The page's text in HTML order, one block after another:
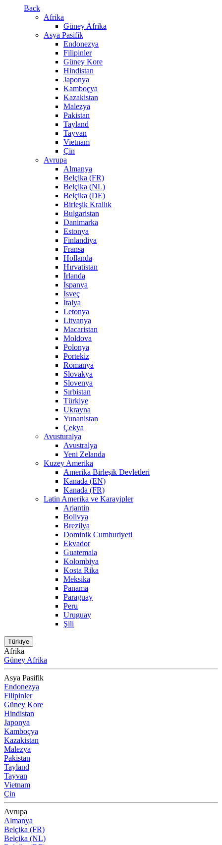
Back
Afrika
Güney Afrika
Asya Pasifik
Endonezya
Filipinler
Güney Kore
Hindistan
Japonya
Kamboçya
Kazakistan
Malezya
Pakistan
Tayland
Tayvan
Vietnam
Çin
Avrupa
Almanya
Belçika (FR)
Belçika (NL)
Belçika (DE)
Birleşik Krallık
Bulgaristan
Danimarka
Estonya
Finlandiya
Fransa
Hollanda
Hırvatistan
İrlanda
İspanya
İsveç
İtalya
Letonya
Litvanya
Macaristan
Moldova
Polonya
Portekiz
Romanya
Slovakya
Slovenya
Sırbistan
Türkiye
Ukrayna
Yunanistan
Çekya
Avusturalya
Avustralya
Yeni Zelanda
Kuzey Amerika
Amerika Birleşik Devletleri
Kanada (EN)
Kanada (FR)
Latin Amerika ve Karayipler
Arjantin
Bolivya
Brezilya
Dominik Cumhuriyeti
Ekvador
Guatemala
Kolombiya
Kosta Rika
Meksika
Panama
Paraguay
Peru
Uruguay
Şili
Türkiye
Afrika
Güney Afrika
Asya Pasifik
Endonezya
Filipinler
Güney Kore
Hindistan
Japonya
Kamboçya
Kazakistan
Malezya
Pakistan
Tayland
Tayvan
Vietnam
Çin
Avrupa
Almanya
Belçika (FR)
Belçika (NL)